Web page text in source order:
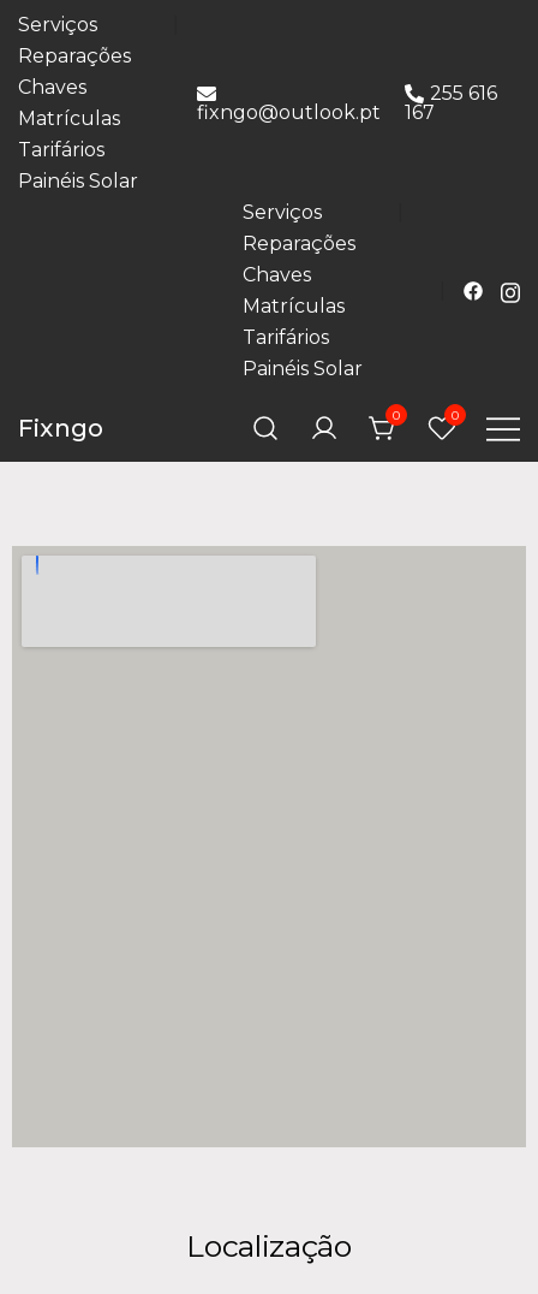
Serviços
Reparações
Chaves
Matrículas
Tarifários
Painéis Solar
fixngo@outlook.pt
255 616
167
Serviços
Reparações
Chaves
Matrículas
Tarifários
Painéis Solar
Fixngo 0 0
Localização